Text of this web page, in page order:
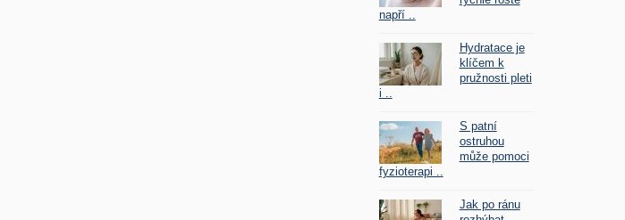
napří ..
Hydratace je
klíčem k
pružnosti pleti
i ..
S patní
ostruhou
může pomoci
fyzioterapi ..
Jak po ránu